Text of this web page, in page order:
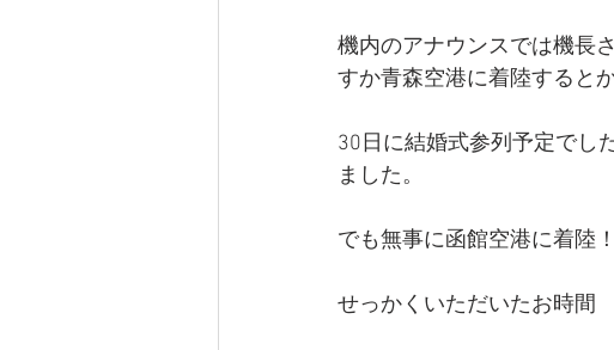
機内のアナウンスでは機長
すか青森空港に着陸すると
30日に結婚式参列予定でし
ました。
でも無事に函館空港に着陸！
せっかくいただいたお時間